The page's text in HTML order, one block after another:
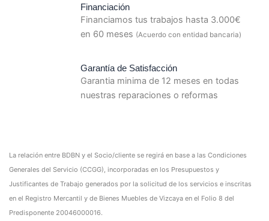
Financiación
Financiamos tus trabajos hasta 3.000€
en 60 meses (Acuerdo con entidad bancaria)
Garantía de Satisfacción
Garantia minima de 12 meses en todas
nuestras reparaciones o reformas
La relación entre BDBN y el Socio/cliente se regirá en base a las Condiciones
Generales del Servicio (CCGG), incorporadas en los Presupuestos y
Justificantes de Trabajo generados por la solicitud de los servicios e inscritas
en el Registro Mercantil y de Bienes Muebles de Vizcaya en el Folio 8 del
Predisponente 20046000016.